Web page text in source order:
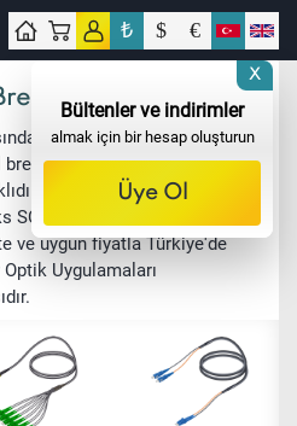
₺ $ €
harici ortamlarında
uygulamaları UV ve
ve çelik oluklu fiber
SC/LC universal breakout,
ve uygun fiyatla Türkiye'de
Uygulamaları
X
Bültenler ve indirimler
almak için bir hesap oluşturun
Üye Ol